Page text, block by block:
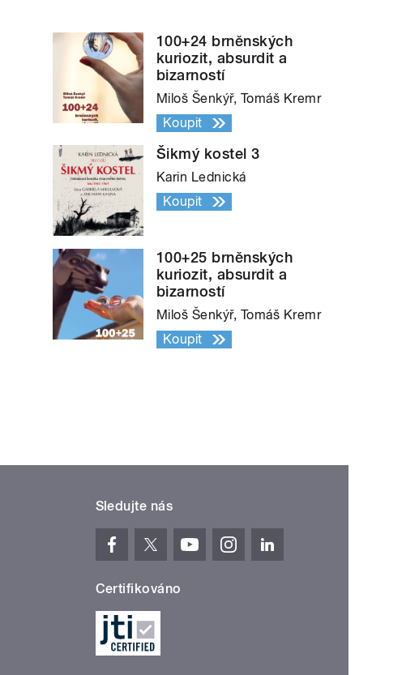
100+24 brněnských
kuriozit, absurdit a
bizarností
Miloš Šenkýř, Tomáš Kremr
Koupit
Šikmý kostel 3
Karin Lednická
Koupit
100+25 brněnských
kuriozit, absurdit a
bizarností
Miloš Šenkýř, Tomáš Kremr
Koupit
Sledujte nás
Certifikováno